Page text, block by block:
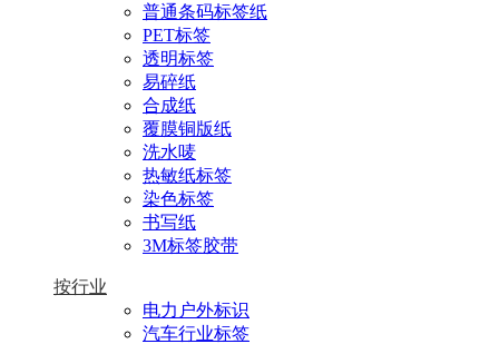
普通条码标签纸
PET标签
透明标签
易碎纸
合成纸
覆膜铜版纸
洗水唛
热敏纸标签
染色标签
书写纸
3M标签胶带
按行业
电力户外标识
汽车行业标签